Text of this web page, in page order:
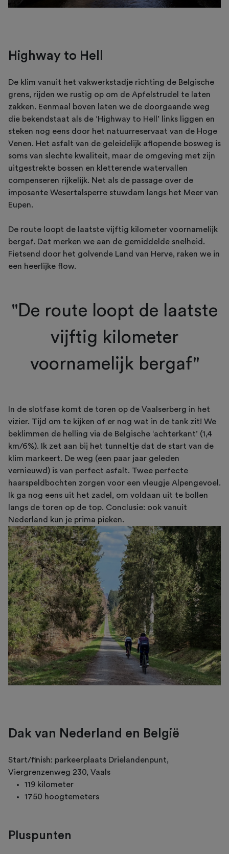
Highway to Hell
De klim vanuit het vakwerkstadje richting de Belgische
grens, rijden we rustig op om de Apfelstrudel te laten
zakken. Eenmaal boven laten we de doorgaande weg
die bekendstaat als de ‘Highway to Hell’ links liggen en
steken nog eens door het natuurreservaat van de Hoge
Venen. Het asfalt van de geleidelijk aflopende bosweg is
soms van slechte kwaliteit, maar de omgeving met zijn
uitgestrekte bossen en kletterende watervallen
compenseren rijkelijk. Net als de passage over de
imposante Wesertalsperre stuwdam langs het Meer van
Eupen.
De route loopt de laatste vijftig kilometer voornamelijk
bergaf. Dat merken we aan de gemiddelde snelheid.
Fietsend door het golvende Land van Herve, raken we in
een heerlijke flow.
"De route loopt de laatste
vijftig kilometer
voornamelijk bergaf"
In de slotfase komt de toren op de Vaalserberg in het
vizier. Tijd om te kijken of er nog wat in de tank zit! We
beklimmen de helling via de Belgische ‘achterkant’ (1,4
km/6%). Ik zet aan bij het tunneltje dat de start van de
klim markeert. De weg (een paar jaar geleden
vernieuwd) is van perfect asfalt. Twee perfecte
haarspeldbochten zorgen voor een vleugje Alpengevoel.
Ik ga nog eens uit het zadel, om voldaan uit te bollen
langs de toren op de top. Conclusie: ook vanuit
Nederland kun je prima pieken.
Dak van Nederland en België
Start/finish: parkeerplaats Drielandenpunt,
Viergrenzenweg 230, Vaals
119 kilometer
1750 hoogtemeters
Pluspunten